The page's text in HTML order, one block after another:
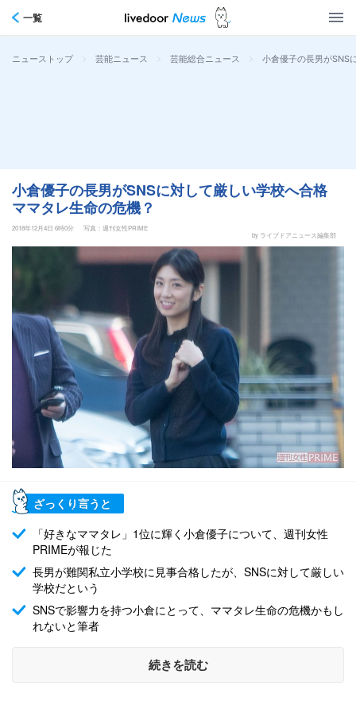
一覧
ニューストップ > 芸能ニュース > 芸能総合ニュース > 小倉優子の長男がSNS
小倉優子の長男がSNSに対して厳しい学校へ合格
ママタレ生命の危機？
2018年12月4日 6時0分
写真：週刊女性PRIME
by ライブドアニュース編集部
ざっくり言うと
「好きなママタレ」1位に輝く小倉優子について、週刊女性
PRIMEが報じた
長男が難関私立小学校に見事合格したが、SNSに対して厳しい
学校だという
SNSで影響力を持つ小倉にとって、ママタレ生命の危機かもし
れないと筆者
続きを読む